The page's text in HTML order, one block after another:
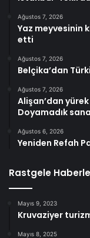
Ağustos 7, 2026
Yaz meyvesinin
etti
Ağustos 7, 2026
Belçika’dan
Ağustos 7, 2026
Alişan’dan
Doyamadık
Ağustos 6, 2026
Yeniden Refah
Rastgele
Mayıs 9, 2023
Kruvaziyer
Mayıs 8, 2025